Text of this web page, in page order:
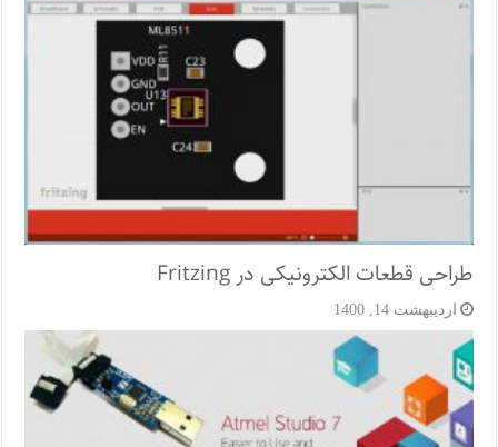
طراحی قطعات الکترونیکی در Fritzing
اردیبهشت 14, 1400